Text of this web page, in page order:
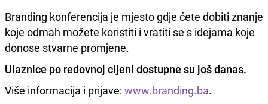
Branding konferencija je mjesto gdje ćete dobiti znanje
koje odmah možete koristiti i vratiti se s idejama koje
donose stvarne promjene.
Ulaznice po redovnoj cijeni dostupne su još danas.
Više informacija i prijave: www.branding.ba.